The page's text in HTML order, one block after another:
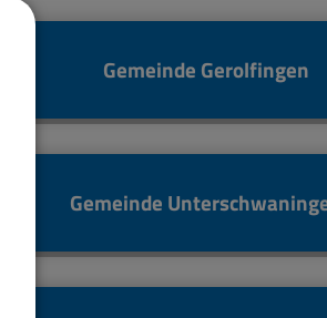
Gemeinde Gerolfingen
Gemeinde